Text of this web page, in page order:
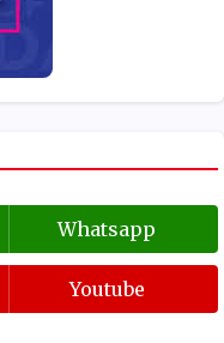
Whatsapp
Youtube